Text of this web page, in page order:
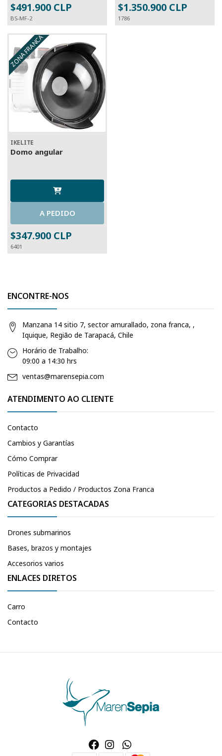
$491.900 CLP
BS-MF-2
$1.350.900 CLP
1786
ZONA FRANCA
IKELITE
Domo angular
A PEDIDO
$347.900 CLP
6401
ENCONTRE-NOS
Manzana 14 sitio 7, sector amurallado, zona franca, ,
Iquique, Região de Tarapacá, Chile
Horário de Trabalho:
09:00 a 14:30 hrs
ventas@marensepia.com
ATENDIMENTO AO CLIENTE
Contacto
Cambios y Garantías
Cómo Comprar
Políticas de Privacidad
Productos a Pedido / Productos Zona Franca
CATEGORIAS DESTACADAS
Drones submarinos
Bases, brazos y montajes
Accesorios varios
ENLACES DIRETOS
Carro
Contacto